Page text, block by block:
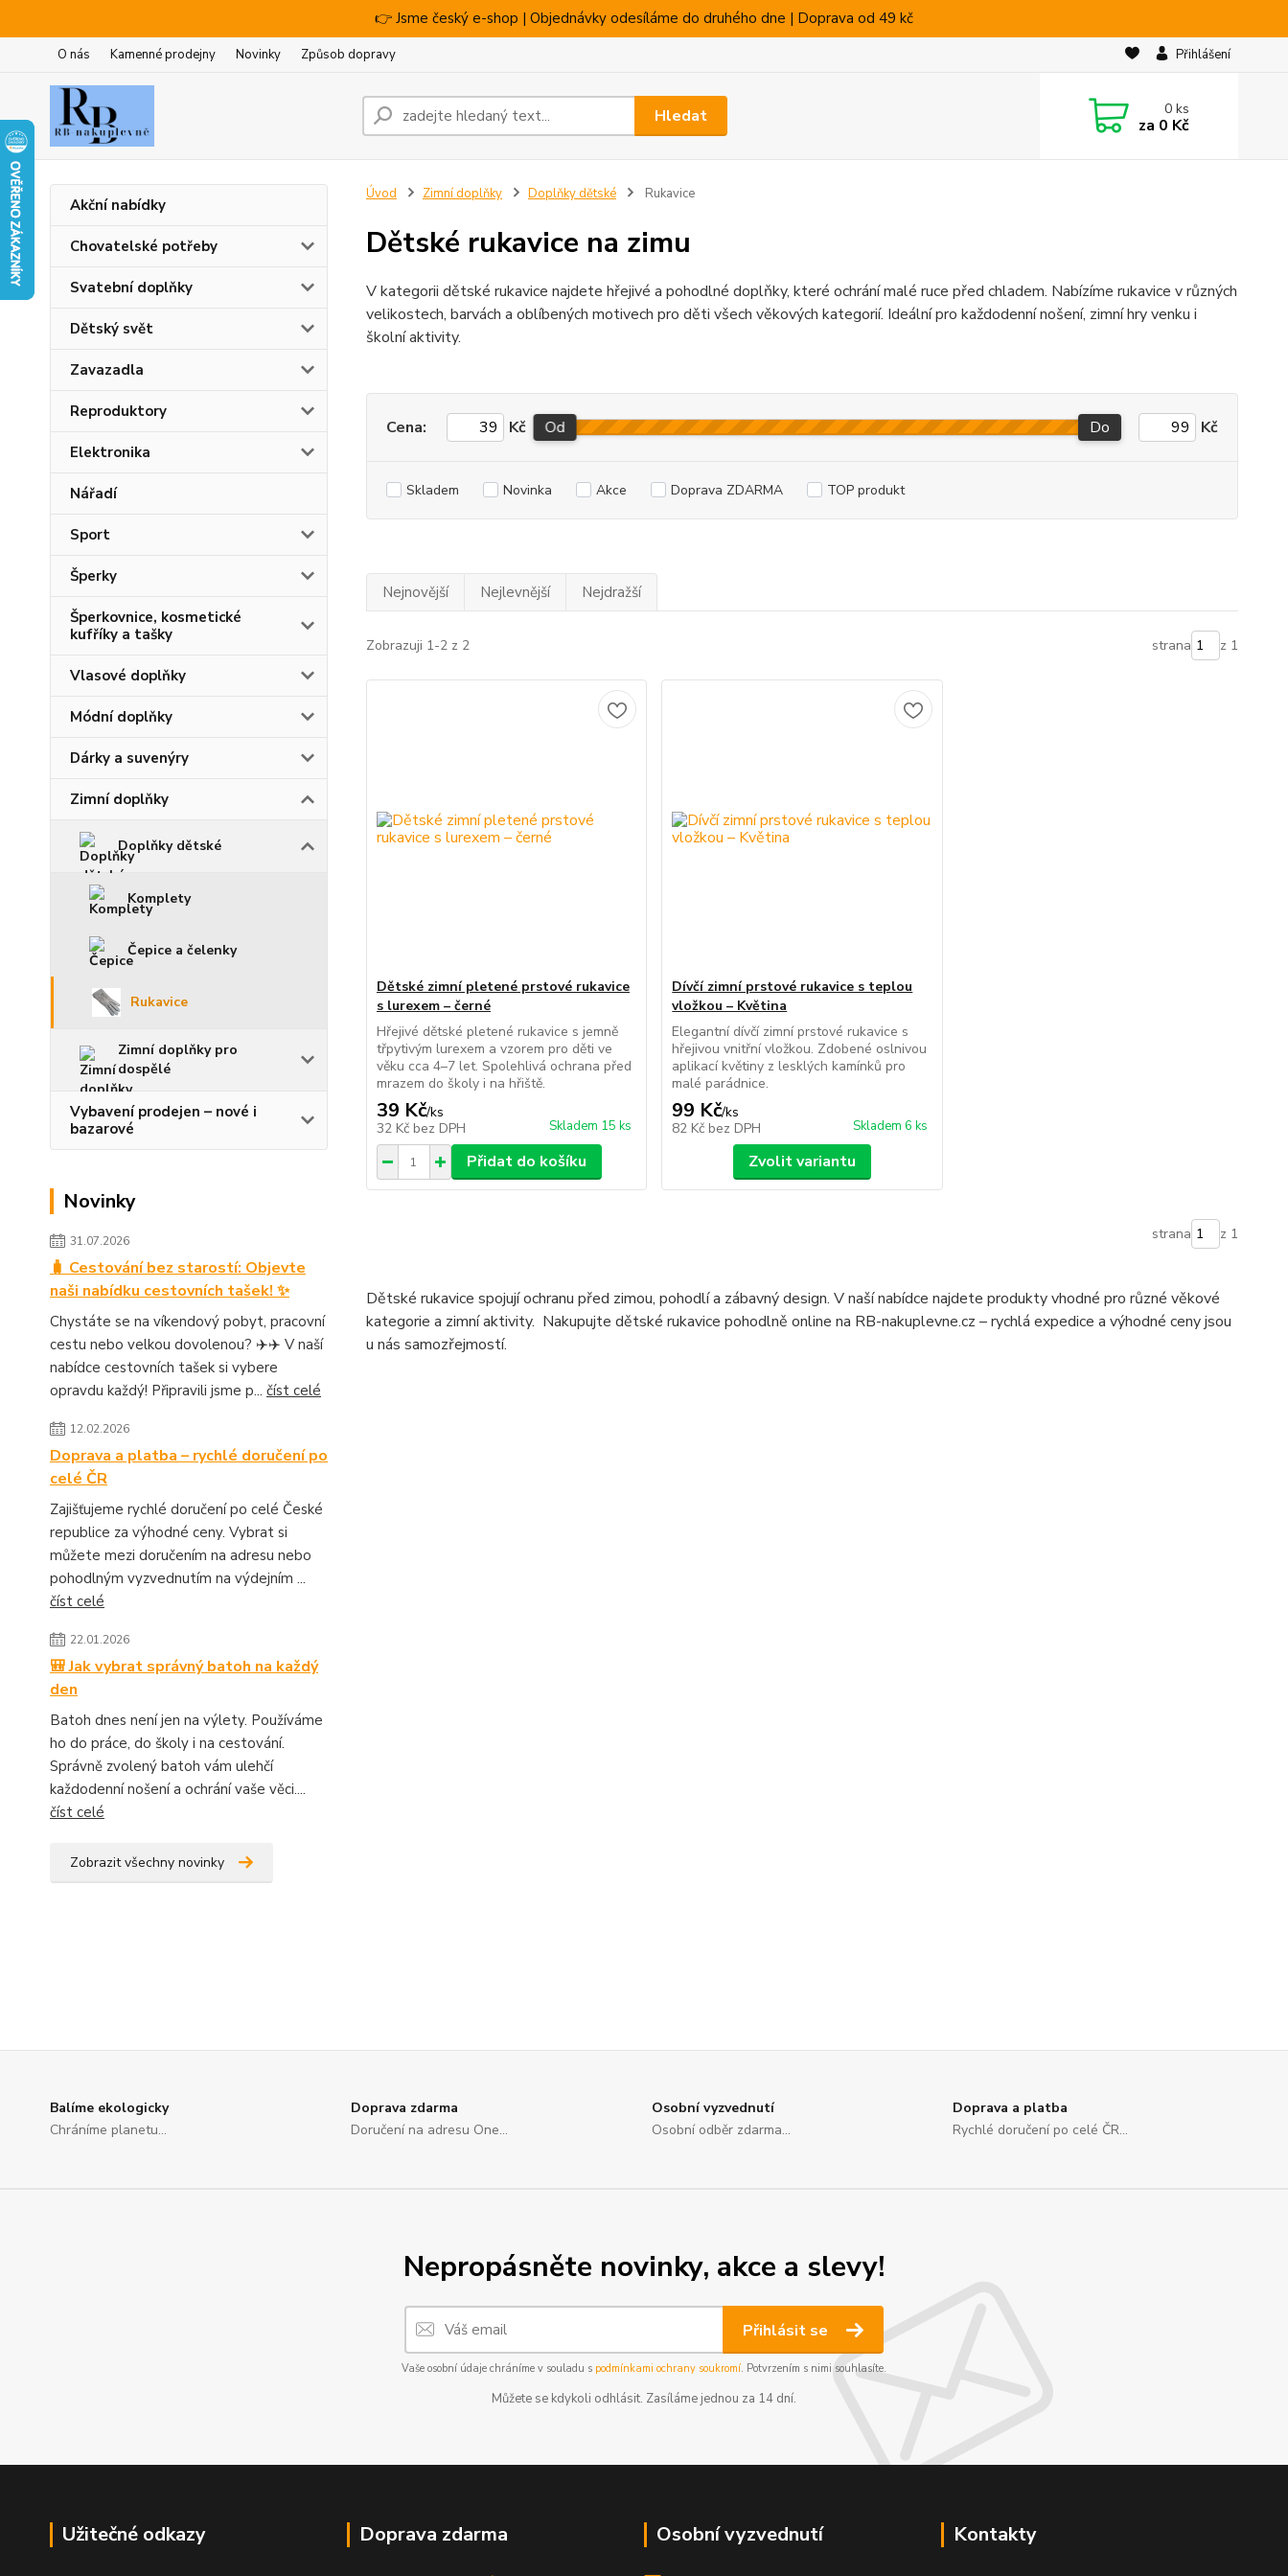
👉 Jsme český e-shop | Objednávky odesíláme do druhého dne | Doprava od 49 kč
O nás Kamenné prodejny Novinky Způsob dopravy Přihlášení
Hledat 0ks
za 0 Kč
Akční nabídky
Chovatelské potřeby
Svatební doplňky
Dětský svět
Zavazadla
Reproduktory
Elektronika
Nářadí
Sport
Šperky
Šperkovnice, kosmetické
kufříky a tašky
Vlasové doplňky
Módní doplňky
Dárky a suvenýry
Zimní doplňky
Doplňky dětské
Komplety
Čepice a čelenky
Rukavice
Zimní doplňky pro
dospělé
Vybavení prodejen – nové i
bazarové
Novinky
31.07.2026
🧳 Cestování bez starostí: Objevte
naši nabídku cestovních tašek! ✨
Chystáte se na víkendový pobyt, pracovní
cestu nebo velkou dovolenou? ✈️✈️ V naší
nabídce cestovních tašek si vybere
opravdu každý! Připravili jsme p... číst celé
12.02.2026
Doprava a platba – rychlé doručení po
celé ČR
Zajišťujeme rychlé doručení po celé České
republice za výhodné ceny. Vybrat si
můžete mezi doručením na adresu nebo
pohodlným vyzvednutím na výdejním ...
číst celé
22.01.2026
🎒 Jak vybrat správný batoh na každý
den
Batoh dnes není jen na výlety. Používáme
ho do práce, do školy i na cestování.
Správně zvolený batoh vám ulehčí
každodenní nošení a ochrání vaše věci....
číst celé
Zobrazit všechny novinky
Úvod Zimní doplňky Doplňky dětské Rukavice
Dětské rukavice na zimu
V kategorii dětské rukavice najdete hřejivé a pohodlné doplňky, které ochrání malé ruce před chladem. Nabízíme rukavice v různých
velikostech, barvách a oblíbených motivech pro děti všech věkových kategorií. Ideální pro každodenní nošení, zimní hry venku i
školní aktivity.
Cena: Kč Od Do Kč
Skladem Novinka Akce Doprava ZDARMA TOP produkt
Nejnovější Nejlevnější Nejdražší
Zobrazuji 1-2 z 2 strana z 1
Dětské zimní pletené prstové rukavice
s lurexem – černé
Hřejivé dětské pletené rukavice s jemně
třpytivým lurexem a vzorem pro děti ve
věku cca 4–7 let. Spolehlivá ochrana před
mrazem do školy i na hřiště.
39 Kč/ks
32 Kč bez DPH Skladem 15 ks
Přidat do košíku
Dívčí zimní prstové rukavice s teplou
vložkou – Květina
Elegantní dívčí zimní prstové rukavice s
hřejivou vnitřní vložkou. Zdobené oslnivou
aplikací květiny z lesklých kamínků pro
malé parádnice.
99 Kč/ks
82 Kč bez DPH Skladem 6 ks
Zvolit variantu
strana z 1
Dětské rukavice spojují ochranu před zimou, pohodlí a zábavný design. V naší nabídce najdete produkty vhodné pro různé věkové
kategorie a zimní aktivity. Nakupujte dětské rukavice pohodlně online na RB-nakuplevne.cz – rychlá expedice a výhodné ceny jsou
u nás samozřejmostí.
Balíme ekologicky
Chráníme planetu...
Doprava zdarma
Doručení na adresu One...
Osobní vyzvednutí
Osobní odběr zdarma...
Doprava a platba
Rychlé doručení po celé ČR...
Nepropásněte novinky, akce a slevy!
Přihlásit se
Vaše osobní údaje chráníme v souladu s podmínkami ochrany soukromí. Potvrzením s nimi souhlasíte.
Můžete se kdykoli odhlásit. Zasíláme jednou za 14 dní.
Užitečné odkazy Doprava zdarma Osobní vyzvednutí Kontakty